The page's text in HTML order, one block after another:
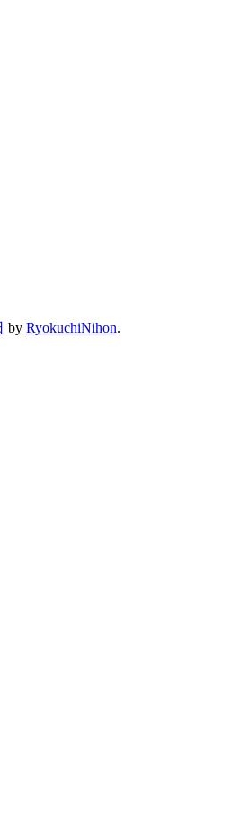
ーの設計思想を基本に
by RyokuchiNihon.